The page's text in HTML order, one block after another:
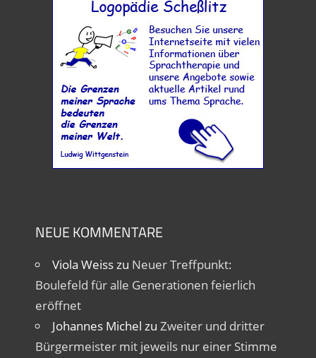
NEUE KOMMENTARE
Viola Weisszu Neuer Treffpunkt:
Boulefeld für alle Generationen feierlich
eröffnet
Johannes Michel zu Zweiter und dritter
Bürgermeister mit jeweils nur einer Stimme